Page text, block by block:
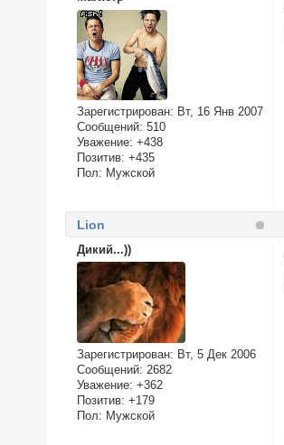
Зарегистрирован: Вт, 16 Янв 2007
Сообщений: 510
Уважение: +438
Позитив: +435
Пол: Мужской
Lion
Дикий...))
Зарегистрирован: Вт, 5 Дек 2006
Сообщений: 2682
Уважение: +362
Позитив: +179
Пол: Мужской